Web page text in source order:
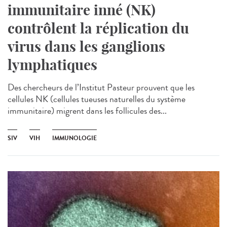
immunitaire inné (NK)
contrôlent la réplication du
virus dans les ganglions
lymphatiques
Des chercheurs de l’Institut Pasteur prouvent que les
cellules NK (cellules tueuses naturelles du système
immunitaire) migrent dans les follicules des...
SIV VIH IMMUNOLOGIE